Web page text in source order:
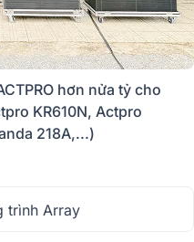
là gì ?
gọi thông thường của mọi người
bị loa phóng âm, cục đẩy công
và kết nối từ nhiều chiếc loa đơn
hơn nửa tỷ cho
KR610N, Actpro
218A,...)
trình Array